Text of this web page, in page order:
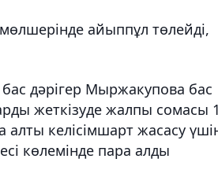
айыппұл төлейді,
дәрігер Мыржакупова бас
жеткізуде жалпы сомасы
келісімшарт жасасу
көлемінде пара алды